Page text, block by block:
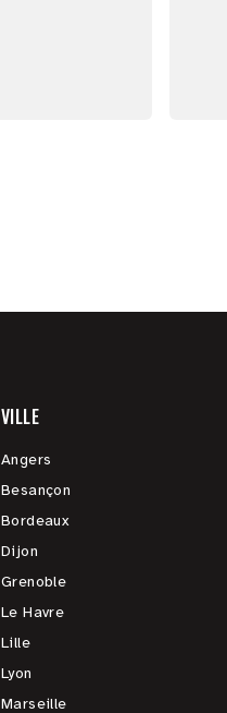
VILLE
Angers
Besançon
Bordeaux
Dijon
Grenoble
Le Havre
Lille
Lyon
Marseille